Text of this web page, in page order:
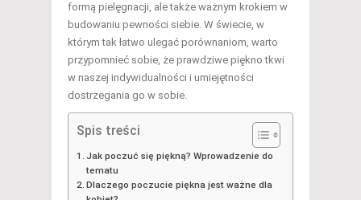
formą pielęgnacji, ale także ważnym krokiem w
budowaniu pewności siebie. W świecie, w
którym tak łatwo ulegać porównaniom, warto
przypomnieć sobie, że prawdziwe piękno tkwi
w naszej indywidualności i umiejętności
dostrzegania go w sobie.
Spis treści
Jak poczuć się piękną? Wprowadzenie do
tematu
Dlaczego poczucie piękna jest ważne dla